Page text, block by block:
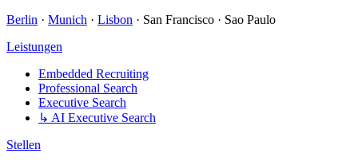
Berlin · Munich · Lisbon · San Francisco · Sao Paulo
Leistungen
Embedded Recruiting
Professional Search
Executive Search
↳ AI Executive Search
Stellen